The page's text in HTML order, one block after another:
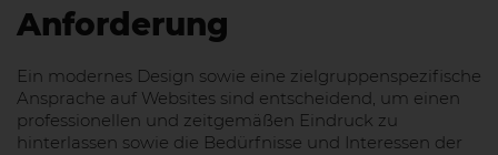
Anforderung
Ein modernes Design sowie eine zielgruppenspezifische
Ansprache auf Websites sind entscheidend, um einen
professionellen und zeitgemäßen Eindruck zu
hinterlassen sowie die Bedürfnisse und Interessen der